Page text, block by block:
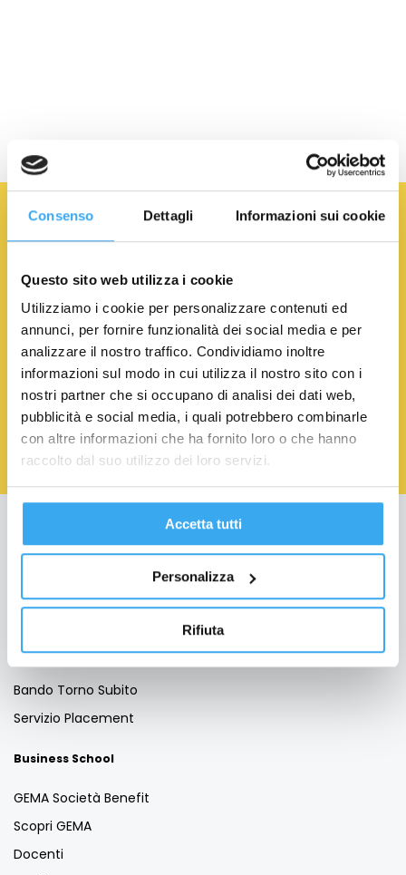
Consenso Dettagli Informazioni sui cookie
Questo sito web utilizza i cookie
Utilizziamo i cookie per personalizzare contenuti ed
annunci, per fornire funzionalità dei social media e per
analizzare il nostro traffico. Condividiamo inoltre
informazioni sul modo in cui utilizza il nostro sito con i
nostri partner che si occupano di analisi dei dati web,
pubblicità e social media, i quali potrebbero combinarle
con altre informazioni che ha fornito loro o che hanno
raccolto dal suo utilizzo dei loro servizi.
Accetta tutti
Personalizza
Rifiuta
Iscriviti alla newsletter
Acconsento al trattamento dei Dati Personali.Privacy
Policy
Formazione per Laureati
Formazione per Professionisti
Per le aziende
Bando Torno Subito
Servizio Placement
Business School
GEMA Società Benefit
Scopri GEMA
Docenti